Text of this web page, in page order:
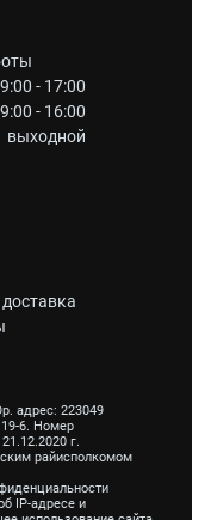
9:00 - 17:00
9:00 - 16:00
выходной
адрес: 223049
6. Номер
г.
райисполкомом
IP-адресе и